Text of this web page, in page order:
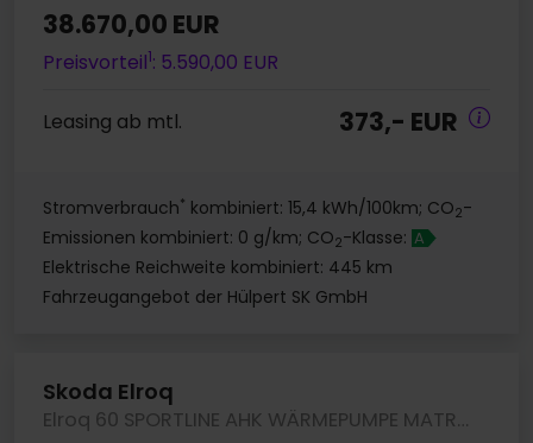
38.670,00 EUR
Preisvorteil1: 5.590,00 EUR
Leasing ab mtl. 373,- EUR
Stromverbrauch* kombiniert: 15,4 kWh/100km; CO2-
Emissionen kombiniert: 0 g/km; CO2-Klasse: A
Elektrische Reichweite kombiniert: 445 km
Fahrzeugangebot der Hülpert SK GmbH
Skoda Elroq
Elroq 60 SPORTLINE AHK WÄRMEPUMPE MATRIXLED LM20